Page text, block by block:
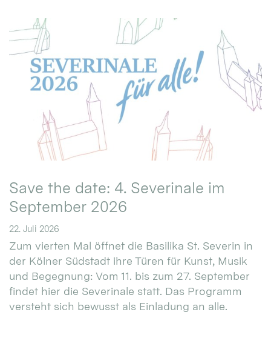
Save the date: 4. Severinale im
September 2026
22. Juli 2026
Zum vierten Mal öffnet die Basilika St. Severin in
der Kölner Südstadt ihre Türen für Kunst, Musik
und Begegnung: Vom 11. bis zum 27. September
findet hier die Severinale statt. Das Programm
versteht sich bewusst als Einladung an alle.